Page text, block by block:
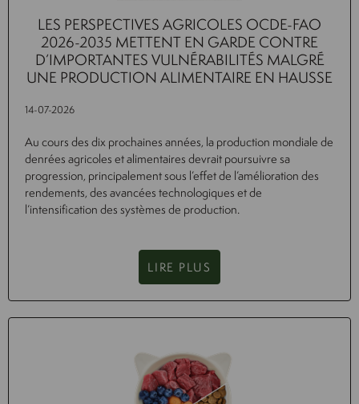
LES PERSPECTIVES AGRICOLES OCDE-FAO
2026-2035 METTENT EN GARDE CONTRE
D’IMPORTANTES VULNÉRABILITÉS MALGRÉ
UNE PRODUCTION ALIMENTAIRE EN HAUSSE
14-07-2026
Au cours des dix prochaines années, la production mondiale de
denrées agricoles et alimentaires devrait poursuivre sa
progression, principalement sous l’effet de l’amélioration des
rendements, des avancées technologiques et de
l’intensification des systèmes de production.
LIRE PLUS